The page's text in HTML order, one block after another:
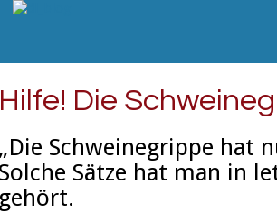
Hilfe! Die
„Die Schweinegrippe hat
Solche Sätze hat man in
gehört.